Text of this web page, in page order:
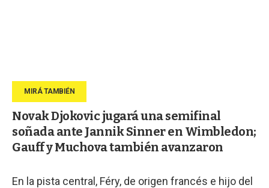
Novak Djokovic jugará una semifinal
soñada ante Jannik Sinner en Wimbledon;
Gauff y Muchova también avanzaron
En la pista central, Féry, de origen francés e hijo del